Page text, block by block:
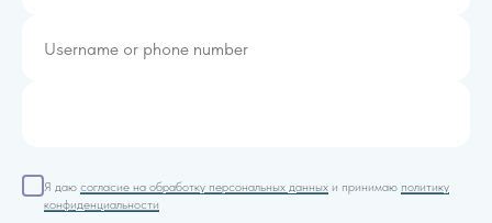
Я даю согласие на обработку персональных данных и принимаю политику
конфиденциальности